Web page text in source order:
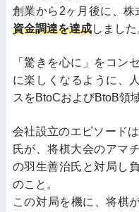
創業から2ヶ月後に、株
資金調達を達成しました
「驚きを心に」をコン
に楽しくなるように、
スをBtoCおよびBtoB領
会社設立のエピソード
氏が、将棋大会のアマ
の羽生善治氏と対局し
のこと。
この対局を機に、将棋